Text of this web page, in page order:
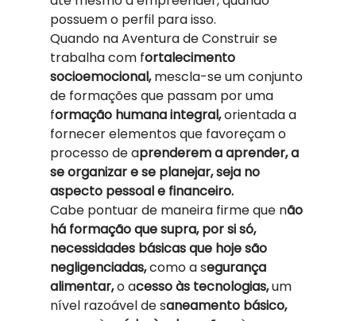
possuem o perfil para isso.
Quando na Aventura de Construir se
trabalha com fortalecimento
socioemocional, mescla-se um conjunto
de formações que passam por uma
formação humana integral, orientada a
fornecer elementos que favoreçam o
processo de aprenderem a aprender, a
se organizar e se planejar, seja no
aspecto pessoal e financeiro.
Cabe pontuar de maneira firme que não
há formação que supra, por si só,
necessidades básicas que hoje são
negligenciadas, como a segurança
alimentar, o acesso às tecnologias, um
nível razoável de saneamento básico,